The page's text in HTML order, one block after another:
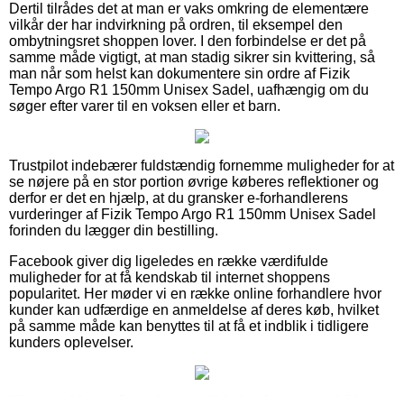
Dertil tilrådes det at man er vaks omkring de elementære
vilkår der har indvirkning på ordren, til eksempel den
ombytningsret shoppen lover. I den forbindelse er det på
samme måde vigtigt, at man stadig sikrer sin kvittering, så
man når som helst kan dokumentere sin ordre af Fizik
Tempo Argo R1 150mm Unisex Sadel, uafhængig om du
søger efter varer til en voksen eller et barn.
Trustpilot indebærer fuldstændig fornemme muligheder for at
se nøjere på en stor portion øvrige køberes reflektioner og
derfor er det en hjælp, at du gransker e-forhandlerens
vurderinger af Fizik Tempo Argo R1 150mm Unisex Sadel
forinden du lægger din bestilling.
Facebook giver dig ligeledes en række værdifulde
muligheder for at få kendskab til internet shoppens
popularitet. Her møder vi en række online forhandlere hvor
kunder kan udfærdige en anmeldelse af deres køb, hvilket
på samme måde kan benyttes til at få et indblik i tidligere
kunders oplevelser.